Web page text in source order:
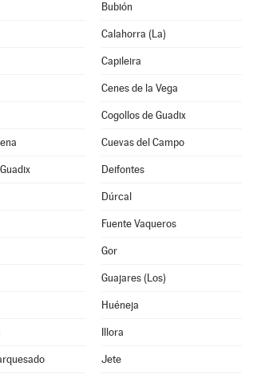
Bubión
Calahorra (La)
Capileira
Cenes de la Vega
Cogollos de Guadix
Cuevas del Campo
Deifontes
Dúrcal
Fuente Vaqueros
Gor
Guajares (Los)
Huéneja
Illora
Jete